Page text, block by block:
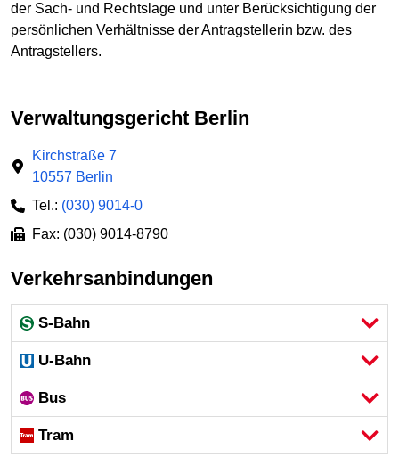
der Sach- und Rechtslage und unter Berücksichtigung der
persönlichen Verhältnisse der Antragstellerin bzw. des
Antragstellers.
Verwaltungsgericht Berlin
Kirchstraße 7
10557 Berlin
Tel.: (030) 9014-0
Fax: (030) 9014-8790
Verkehrsanbindungen
S-Bahn
U-Bahn
Bus
Tram